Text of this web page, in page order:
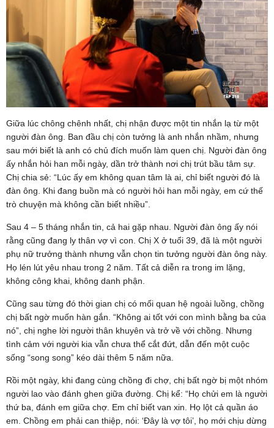
Giữa lúc chông chênh nhất, chị nhận được một tin nhắn lạ từ một
người đàn ông. Ban đầu chị còn tưởng là anh nhắn nhầm, nhưng
sau mới biết là anh có chủ đích muốn làm quen chị. Người đàn ông
ấy nhắn hỏi han mỗi ngày, dần trở thành nơi chị trút bầu tâm sự.
Chị chia sẻ: “Lúc ấy em không quan tâm là ai, chỉ biết người đó là
đàn ông. Khi đang buồn mà có người hỏi han mỗi ngày, em cứ thế
trò chuyện mà không cần biết nhiều”.
Sau 4 – 5 tháng nhắn tin, cả hai gặp nhau. Người đàn ông ấy nói
rằng cũng đang ly thân vợ vì con. Chị X ở tuổi 39, đã là một người
phụ nữ trưởng thành nhưng vẫn chọn tin tưởng người đàn ông này.
Họ lén lút yêu nhau trong 2 năm. Tất cả diễn ra trong im lặng,
không công khai, không danh phận.
Cũng sau từng đó thời gian chị có mối quan hệ ngoài luồng, chồng
chị bất ngờ muốn hàn gắn. “Không ai tốt với con mình bằng ba của
nó”, chị nghe lời người thân khuyên và trở về với chồng. Nhưng
tình cảm với người kia vẫn chưa thể cắt đứt, dẫn đến một cuộc
sống “song song” kéo dài thêm 5 năm nữa.
Rồi một ngày, khi đang cùng chồng đi chợ, chị bất ngờ bị một nhóm
người lao vào đánh ghen giữa đường. Chị kể: “Họ chửi em là người
thứ ba, đánh em giữa chợ. Em chỉ biết van xin. Họ lột cả quần áo
em. Chồng em phải can thiệp, nói: ‘Đây là vợ tôi’, họ mới chịu dừng